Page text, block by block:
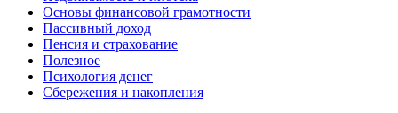
Основы финансовой грамотности
Пассивный доход
Пенсия и страхование
Полезное
Психология денег
Сбережения и накопления